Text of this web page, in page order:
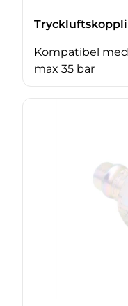
Kompatibel med
max 35 bar